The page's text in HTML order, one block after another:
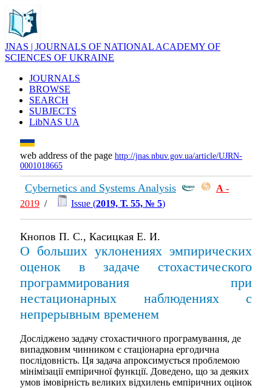
JNAS | JOURNALS OF NATIONAL ACADEMY OF
SCIENCES OF UKRAINE
JOURNALS
BROWSE
SEARCH
SUBJECTS
LibNAS UA
web address of the page http://jnas.nbuv.gov.ua/article/UJRN-
0001018665
Cybernetics and Systems Analysis А -
2019 / Issue (2019, Т. 55, № 5)
Кнопов П. С., Касицкая Е. И.
О больших уклонениях эмпирических
оценок в задаче стохастического
программирования при
нестационарных наблюдениях с
непрерывным временем
Досліджено задачу стохастичного програмування, де
випадковим чинником є стаціонарна ергодична
послідовність. Ця задача апроксимується проблемою
мінімізації емпіричної функції. Доведено, що за деяких
умов імовірність великих відхилень емпіричних оцінок